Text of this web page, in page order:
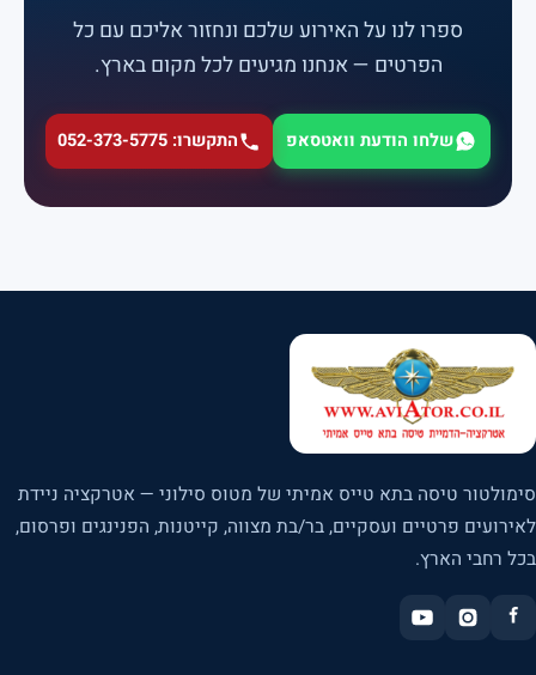
ספרו לנו על האירוע שלכם ונחזור אליכם עם כל
הפרטים — אנחנו מגיעים לכל מקום בארץ.
שלחו הודעת וואטסאפ התקשרו: 052-373-5775
סימולטור טיסה בתא טייס אמיתי של מטוס סילוני — אטרקציה ניידת
לאירועים פרטיים ועסקיים, בר/בת מצווה, קייטנות, הפנינגים ופרסום,
בכל רחבי הארץ.